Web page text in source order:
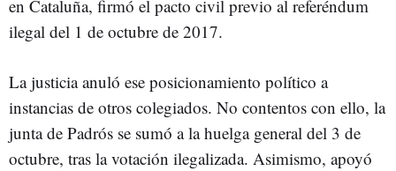
en Cataluña, firmó el pacto civil previo al referéndum
ilegal del 1 de octubre de 2017.
La justicia anuló ese posicionamiento político a
instancias de otros colegiados. No contentos con ello, la
junta de Padrós se sumó a la huelga general del 3 de
octubre, tras la votación ilegalizada. Asimismo, apoyó